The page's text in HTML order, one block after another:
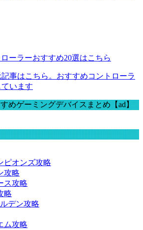
ローラーおすすめ20選はこちら
事はこちら。おすすめコントローラ
います
めゲーミングデバイスまとめ【ad】
ピオンズ攻略
攻略
ス攻略
略
デン攻略
ム攻略